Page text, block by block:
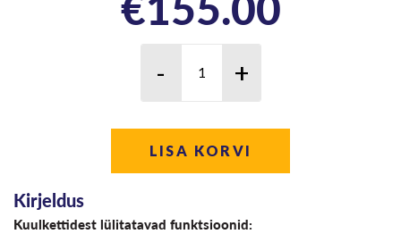
Kirjeldus
Kuulkettidest lülitatavad funktsioonid:
LISA KORVI